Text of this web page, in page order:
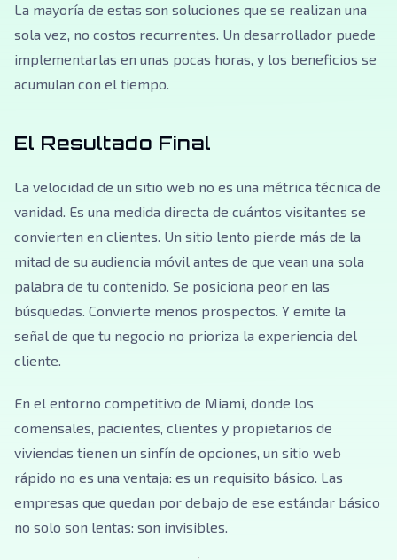
La mayoría de estas son soluciones que se realizan una
sola vez, no costos recurrentes. Un desarrollador puede
implementarlas en unas pocas horas, y los beneficios se
acumulan con el tiempo.
El Resultado Final
La velocidad de un sitio web no es una métrica técnica de
vanidad. Es una medida directa de cuántos visitantes se
convierten en clientes. Un sitio lento pierde más de la
mitad de su audiencia móvil antes de que vean una sola
palabra de tu contenido. Se posiciona peor en las
búsquedas. Convierte menos prospectos. Y emite la
señal de que tu negocio no prioriza la experiencia del
cliente.
En el entorno competitivo de Miami, donde los
comensales, pacientes, clientes y propietarios de
viviendas tienen un sinfín de opciones, un sitio web
rápido no es una ventaja: es un requisito básico. Las
empresas que quedan por debajo de ese estándar básico
no solo son lentas: son invisibles.